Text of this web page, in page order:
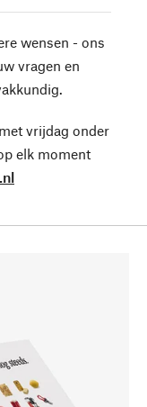
wensen - ons
vragen en
vrijdag onder
elk moment